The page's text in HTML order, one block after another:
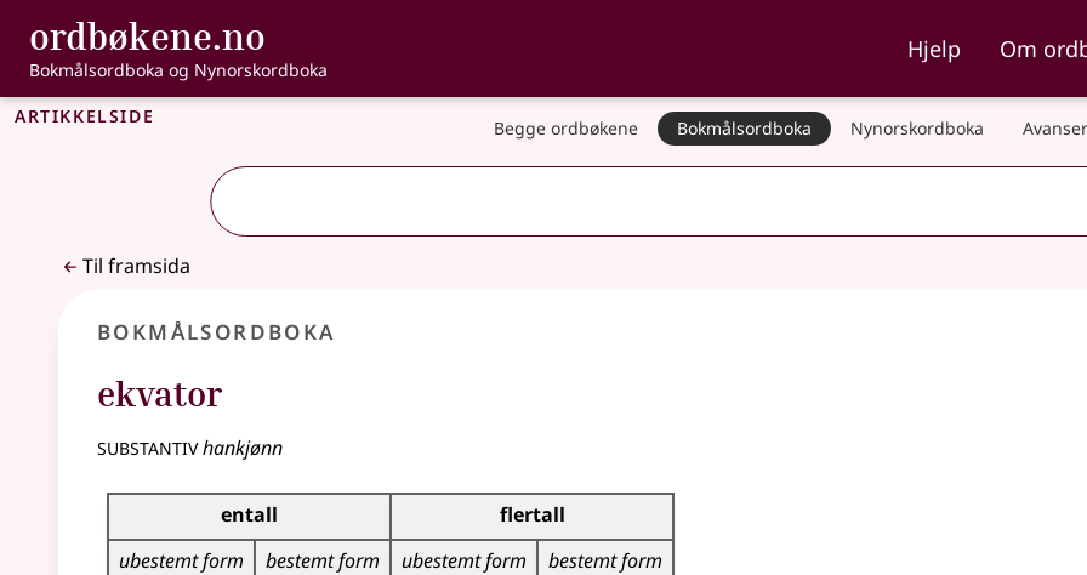
Gå til hovudinnhald
Tilgjenge
ordbøkene.no , Bokmålsordboka og Nynorskordboka
Bokmålsordboka og Nynorskordboka
Hjelp Om
Artikkelside Begge ordbøkene Bokmålsordboka Nynorskordboka
Til framsida
Bokmålsordboka
ekvator
substantivhankjønn
Bøyingstabell for dette substantivet
entall
flertall
ubestemt form
bestemt form ubestemt form
bestemt form